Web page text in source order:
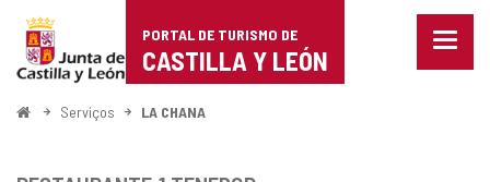
Portal
de
Turismo
PORTAL DE TURISMO DE
CASTILLA Y LEÓN
Menu
ComeçoServiços LA CHANA